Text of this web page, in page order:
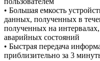
• Большая емкость
данных, полученных в
полученных на
аварийных состояний
• Быстрая передача
приблизительно за 3